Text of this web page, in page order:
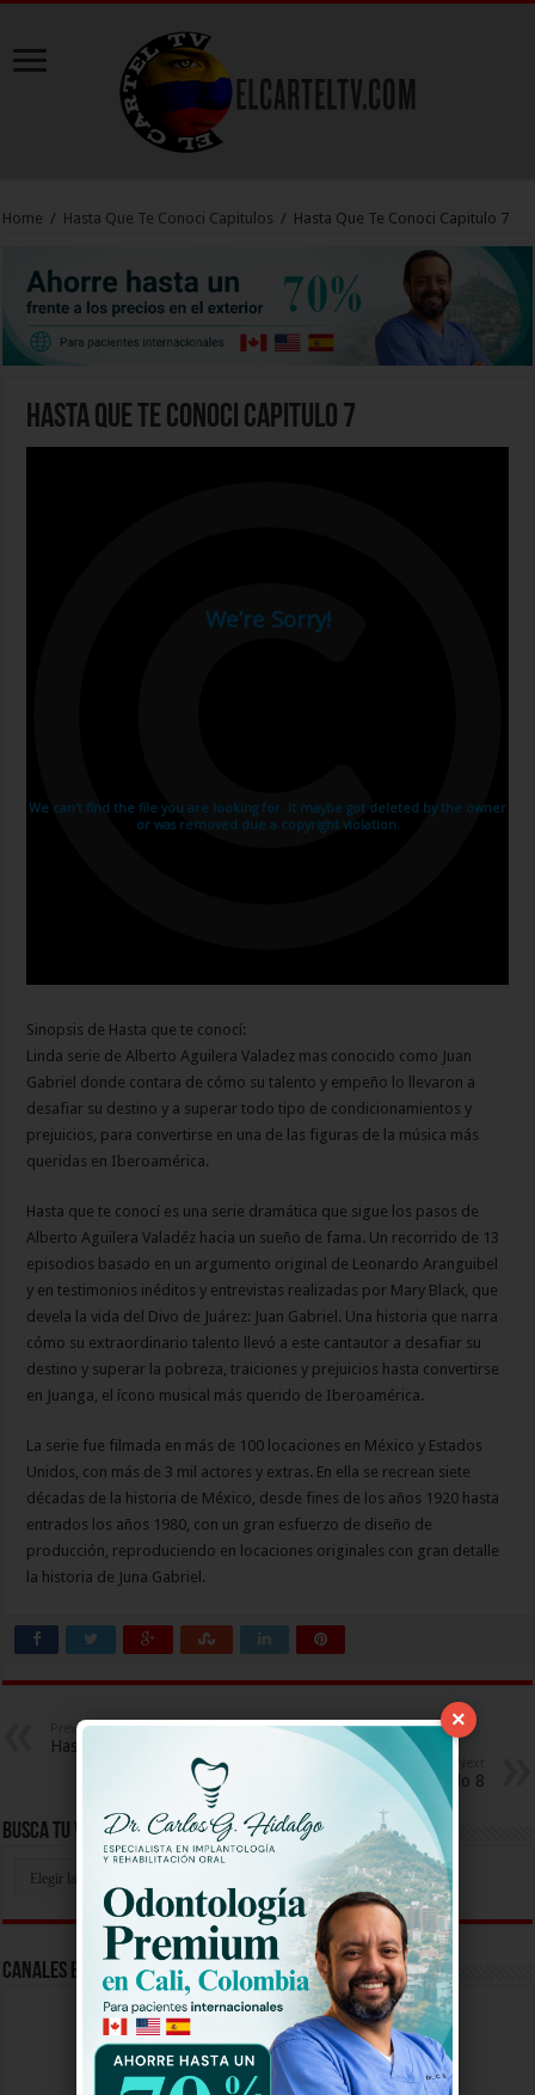
Home / Hasta Que Te Conoci Capitulos / Hasta Que Te Conoci Capitulo 7
Hasta Que Te Conoci Capitulo 7
Sinopsis de Hasta que te conocí:
Linda serie de Alberto Aguilera Valadez mas conocido como Juan
Gabriel donde contara de cómo su talento y empeño lo llevaron a
desafiar su destino y a superar todo tipo de condicionamientos y
prejuicios, para convertirse en una de las figuras de la música más
queridas en Iberoamérica.
Hasta que te conocí es una serie dramática que sigue los pasos de
Alberto Aguilera Valadéz hacia un sueño de fama. Un recorrido de 13
episodios basado en un argumento original de Leonardo Aranguibel
y en testimonios inéditos y entrevistas realizadas por Mary Black, que
devela la vida del Divo de Juárez: Juan Gabriel. Una historia que narra
cómo su extraordinario talento llevó a este cantautor a desafiar su
destino y superar la pobreza, traiciones y prejuicios hasta convertirse
en Juanga, el ícono musical más querido de Iberoamérica.
La serie fue filmada en más de 100 locaciones en México y Estados
Unidos, con más de 3 mil actores y extras. En ella se recrean siete
décadas de la historia de México, desde fines de los años 1920 hasta
entrados los años 1980, con un gran esfuerzo de diseño de
producción, reproduciendo en locaciones originales con gran detalle
la historia de Juna Gabriel.
Previous
Hasta Que Te Conoci Capitulo 6
Hasta Que Te Conoci Capitulo 8
Busca Tu Video Aqui
Aqui
Canales En Vivo
×